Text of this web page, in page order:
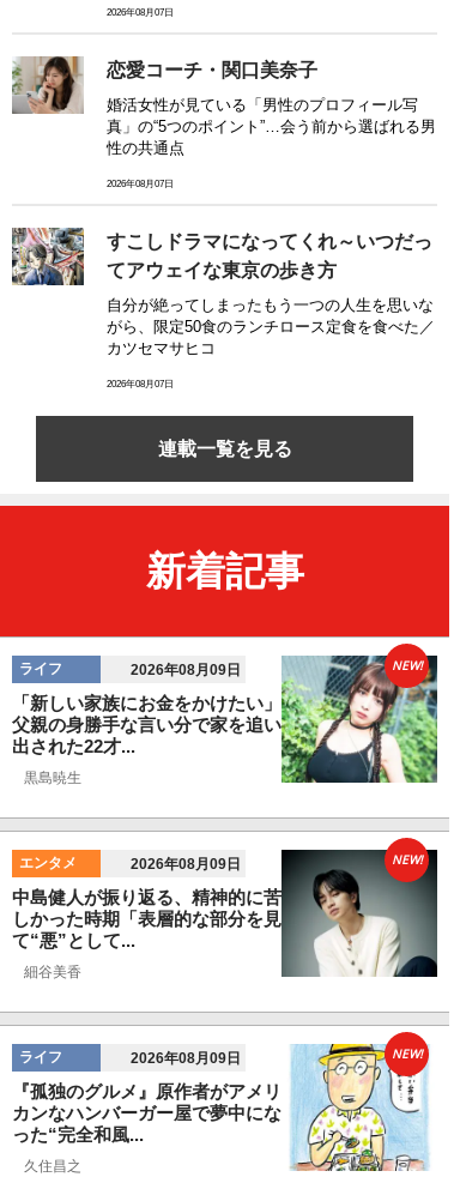
2026年08月07日
恋愛コーチ・関口美奈子
婚活女性が見ている「男性のプロフィール写
真」の“5つのポイント”…会う前から選ばれる男
性の共通点
2026年08月07日
すこしドラマになってくれ～いつだっ
てアウェイな東京の歩き方
自分が絶ってしまったもう一つの人生を思いな
がら、限定50食のランチロース定食を食べた／
カツセマサヒコ
2026年08月07日
連載一覧を見る
新着記事
ライフ 2026年08月09日
「新しい家族にお金をかけたい」
父親の身勝手な言い分で家を追い
出された22才...
黒島暁生
NEW!
エンタメ 2026年08月09日
中島健人が振り返る、精神的に苦
しかった時期「表層的な部分を見
て“悪”として...
細谷美香
NEW!
ライフ 2026年08月09日
『孤独のグルメ』原作者がアメリ
カンなハンバーガー屋で夢中にな
った“完全和風...
久住昌之
NEW!